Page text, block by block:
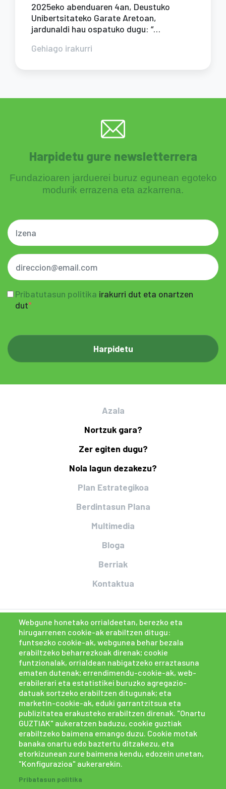
2025eko abenduaren 4an, Deustuko
Unibertsitateko Garate Aretoan,
jardunaldi hau ospatuko dugu: “…
Gehiago irakurri
Harpidetu gure newsletterrera
Fundazioaren jarduerei buruz egunean egoteko
modurik errazena eta azkarrena.
Pribatutasun politika irakurri dut eta onartzen
dut
Webgune honetako orrialdeetan, berezko eta
hirugarrenen cookie-ak erabiltzen ditugu:
funtsezko cookie-ak, webgunea behar bezala
erabiltzeko beharrezkoak direnak; cookie
funtzionalak, orrialdean nabigatzeko erraztasuna
ematen dutenak; errendimendu-cookie-ak, web-
erabilerari eta estatistikei buruzko agregazio-
datuak sortzeko erabiltzen ditugunak; eta
marketin-cookie-ak, eduki garrantzitsua eta
publizitatea erakusteko erabiltzen direnak. "Onartu
GUZTIAK" aukeratzen baduzu, cookie guztiak
erabiltzeko baimena emango duzu. Cookie motak
banaka onartu edo baztertu ditzakezu, eta
etorkizunean zure baimena kendu, edozein unetan,
"Konfigurazioa" aukerarekin.
Pribatasun politika
Azala
Nortzuk gara?
Zer egiten dugu?
Nola lagun dezakezu?
Plan Estrategikoa
Berdintasun Plana
Multimedia
Bloga
Berriak
Kontaktua
Cookien politika